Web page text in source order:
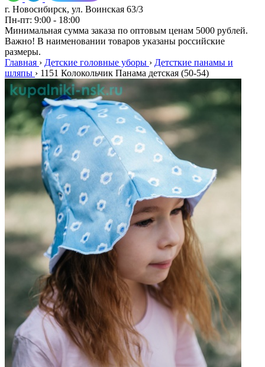
г. Новосибирск, ул. Воинская 63/3
Пн-пт: 9:00 - 18:00
Минимальная сумма заказа по оптовым ценам 5000 рублей.
Важно! В наименовании товаров указаны российские
размеры.
Главная › Детские головные уборы › Детсткие панамы и
шляпы › 1151 Колокольчик Панама детская (50-54)